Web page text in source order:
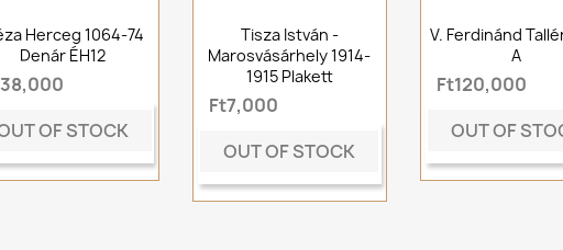
Herceg 1064-74
Denár ÉH12
OF STOCK
Tisza István -
Marosvásárhely 1914-
1915 Plakett
Ft7,000
OUT OF STOCK
V. Ferdinánd
A
Ft120,000
OUT OF